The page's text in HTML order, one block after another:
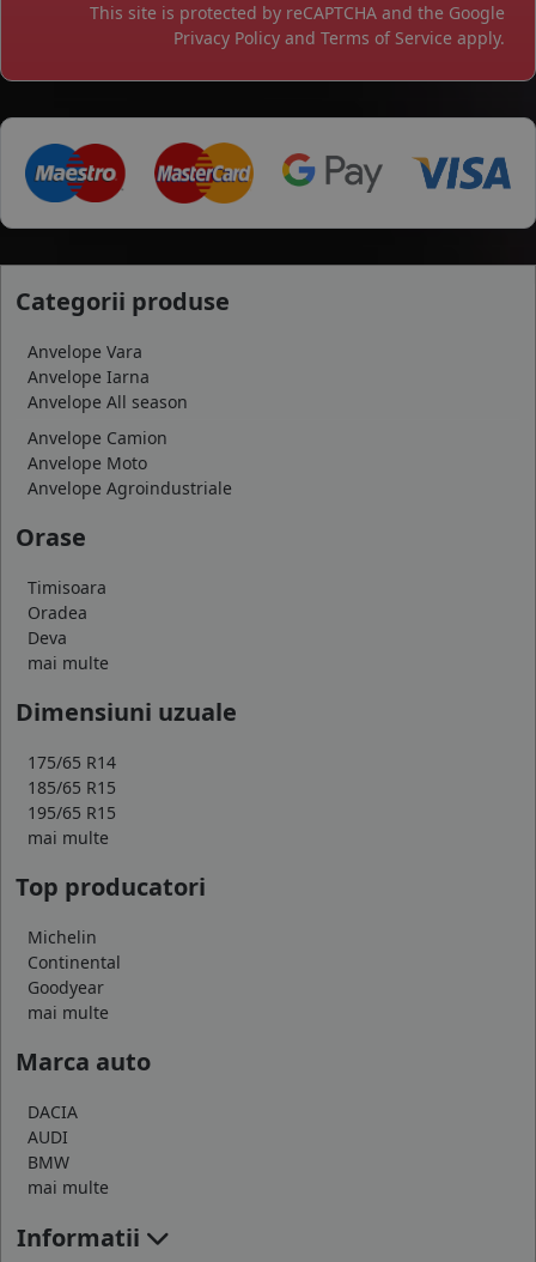
This site is protected by reCAPTCHA and the Google
Privacy Policy and Terms of Service apply.
Categorii produse
Anvelope Vara
Anvelope Iarna
Anvelope All season
Anvelope Camion
Anvelope Moto
Anvelope Agroindustriale
Orase
Timisoara
Oradea
Deva
mai multe
Dimensiuni uzuale
175/65 R14
185/65 R15
195/65 R15
mai multe
Top producatori
Michelin
Continental
Goodyear
mai multe
Marca auto
DACIA
AUDI
BMW
mai multe
Informatii